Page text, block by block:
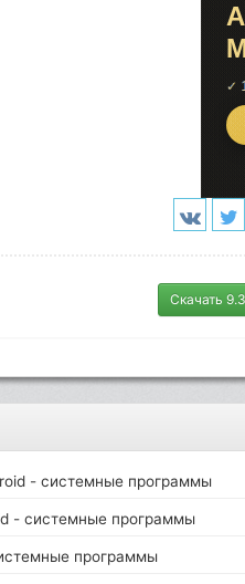
Скачать
- системные программы
- системные программы
программы